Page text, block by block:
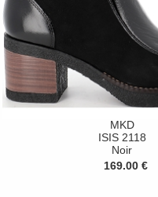
MKD
ISIS 2118
Noir
169.00 €